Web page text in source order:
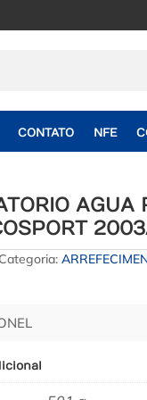
CONTATO NFE
AGUA